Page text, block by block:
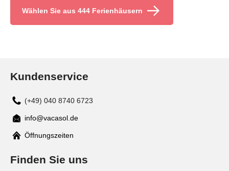
Wählen Sie aus 444 Ferienhäusern
Kundenservice
(+49) 040 8740 6723
Mail
info@vacasol.de
Öffnungszeiten
Finden Sie uns